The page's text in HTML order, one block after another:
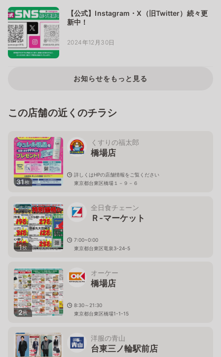
【公式】Instagram・X（旧Twitter）続々更
新中！
2024年12月30日
お知らせをもっと見る
この店舗の近くのチラシ
31枚
くすりの福太郎
橋場店
詳しくはHPの店舗情報をご覧ください
東京都台東区橋場１－９－６
1枚
全日食チェーン
Ｒ-マーケット
7:00~0:00
東京都台東区竜泉3-24-5
2枚
オーケー
橋場店
8:30～21:30
東京都台東区橋場1-1-15
洋服の青山
台東三ノ輪駅前店